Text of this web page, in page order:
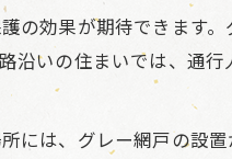
の効果が期待できます
沿いの住まいでは、通
には、グレー網戸の設